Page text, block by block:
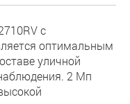
с
оптимальным
уличной
2 Мп